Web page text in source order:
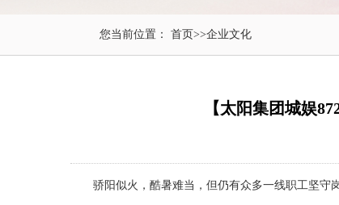
您当前位置： 首页>>企业文化
【太阳集团城娱
骄阳似火，酷暑难当，但仍有众多一线职工坚守岗